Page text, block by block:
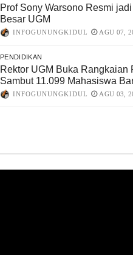
Prof Sony Warsono Resmi
Besar UGM
INFOGUNUNGKIDUL AGU 07,
PENDIDIKAN
Rektor UGM Buka Rangkaian
Sambut 11.099 Mahasiswa
INFOGUNUNGKIDUL AGU 03,